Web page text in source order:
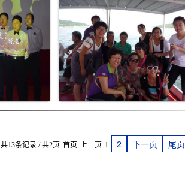
共13条记录 / 共2页 首页 上一页 1 2 下一页 尾页